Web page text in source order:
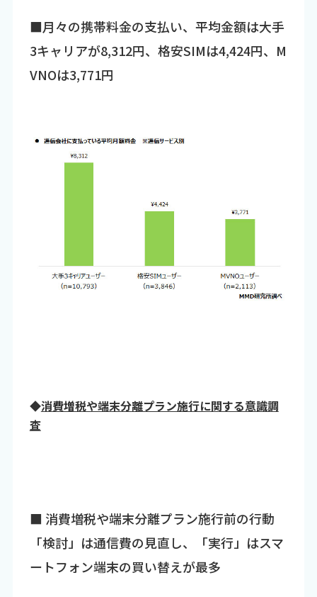
■月々の携帯料金の支払い、平均金額は大手
3キャリアが8,312円、格安SIMは4,424円、M
VNOは3,771円
◆消費増税や端末分離プラン施行に関する意識調
査
■ 消費増税や端末分離プラン施行前の行動
「検討」は通信費の見直し、「実行」はスマ
ートフォン端末の買い替えが最多